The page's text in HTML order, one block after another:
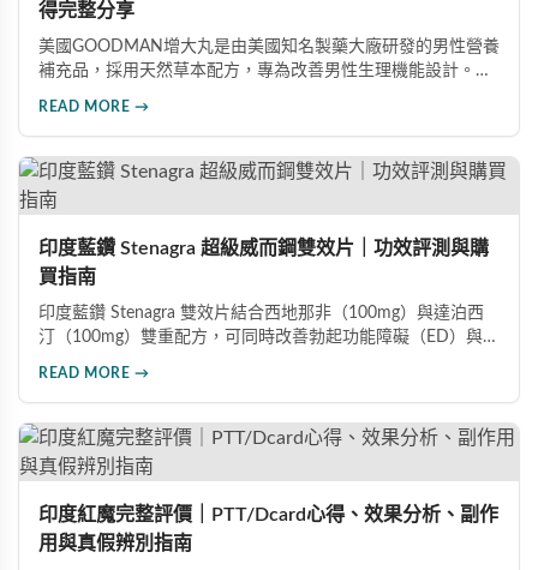
得完整分享
美國GOODMAN增大丸是由美國知名製藥大廠研發的男性營養
補充品，採用天然草本配方，專為改善男性生理機能設計。根
READ MORE →
印度藍鑽 Stenagra 超級威而鋼雙效片｜功效評測與購
買指南
印度藍鑽 Stenagra 雙效片結合西地那非（100mg）與達泊西
汀（100mg）雙重配方，可同時改善勃起功能障礙（ED）與早
高的男性保健品選擇。
READ MORE →
印度紅魔完整評價｜PTT/Dcard心得、效果分析、副作
用與真假辨別指南